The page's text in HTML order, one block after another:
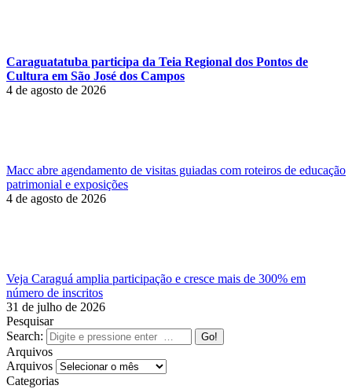
Caraguatatuba participa da Teia Regional dos Pontos de
Cultura em São José dos Campos
4 de agosto de 2026
Macc abre agendamento de visitas guiadas com roteiros de educação
patrimonial e exposições
4 de agosto de 2026
Veja Caraguá amplia participação e cresce mais de 300% em
número de inscritos
31 de julho de 2026
Pesquisar
Search:
Arquivos
Arquivos
Categorias